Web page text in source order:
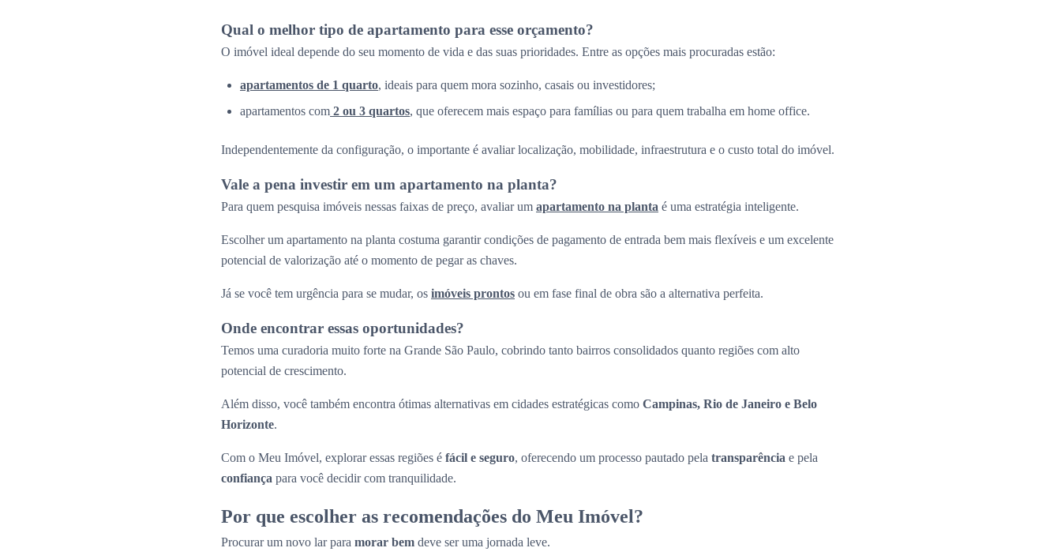
Qual o melhor tipo de apartamento para esse orçamento?
O imóvel ideal depende do seu momento de vida e das suas prioridades. Entre as opções mais procuradas estão:
apartamentos de 1 quarto, ideais para quem mora sozinho, casais ou investidores;
apartamentos com 2 ou 3 quartos, que oferecem mais espaço para famílias ou para quem trabalha em home office.
Independentemente da configuração, o importante é avaliar localização, mobilidade, infraestrutura e o custo total do imóvel.
Vale a pena investir em um apartamento na planta?
Para quem pesquisa imóveis nessas faixas de preço, avaliar um apartamento na planta é uma estratégia inteligente.
Escolher um apartamento na planta costuma garantir condições de pagamento de entrada bem mais flexíveis e um excelente
potencial de valorização até o momento de pegar as chaves.
Já se você tem urgência para se mudar, os imóveis prontos ou em fase final de obra são a alternativa perfeita.
Onde encontrar essas oportunidades?
Temos uma curadoria muito forte na Grande São Paulo, cobrindo tanto bairros consolidados quanto regiões com alto
potencial de crescimento.
Além disso, você também encontra ótimas alternativas em cidades estratégicas como Campinas, Rio de Janeiro e Belo
Horizonte.
Com o Meu Imóvel, explorar essas regiões é fácil e seguro, oferecendo um processo pautado pela transparência e pela
confiança para você decidir com tranquilidade.
Por que escolher as recomendações do Meu Imóvel?
Procurar um novo lar para morar bem deve ser uma jornada leve.